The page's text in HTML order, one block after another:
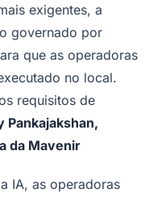
exigentes, a
governado por
que as operadoras
no local.
requisitos de
Pankajakshan,
da Mavenir
IA, as operadoras